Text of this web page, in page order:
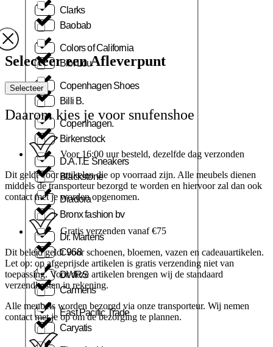
Clarks
Colors of California
Copenhagen Shoes
Copenhagen.
D.A.T.E Sneakers
Diadora
Dr. Martens
DWRS
East Pacific Trade
Baobab
Bibi Lou
Billi B.
Birkenstock
Blackstone
Bronx fashion bv
C968
Carmens
Caryatis
Selecteer een Afleverpunt
Selecteer
Daarom kies je voor snufenshoe
Voor 16:00 uur besteld, dezelfde dag verzonden
Dit geldt voor artikelen die op voorraad zijn. Alle meubels dienen
middels de transporteur bezorgd te worden en hiervoor zal dan ook
contact met je worden opgenomen.
Gratis verzenden vanaf €75
Dit beleid geldt voor schoenen, bloemen, vazen en cadeauartikelen.
Let op: op afgeprijsde artikelen is gratis verzending niet van
toepassing. Voor deze artikelen brengen wij de standaard
verzendkosten in rekening.
Alle meubels worden bezorgd via onze transporteur. Wij nemen
contact met je op om de bezorging te plannen.